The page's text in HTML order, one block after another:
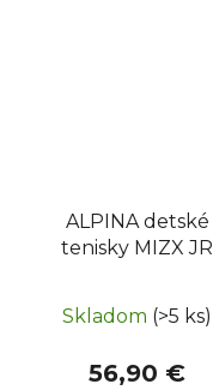
ALPINA detské
tenisky MIZX JR
Skladom (>5 ks)
56,90 €